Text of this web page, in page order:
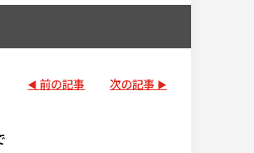
前の記事 次の記事